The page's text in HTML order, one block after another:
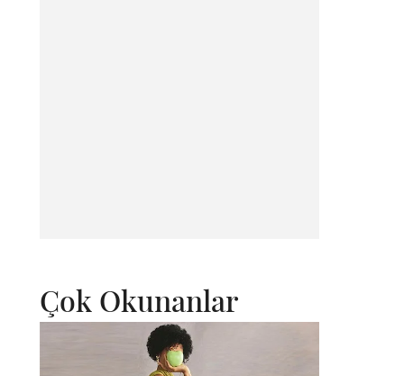
Çok Okunanlar